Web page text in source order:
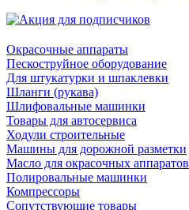
Окрасочные аппараты
Пескоструйное оборудование
Для штукатурки и шпаклевки
Шланги (рукава)
Шлифовальные машинки
Товары для автосервиса
Ходули строительные
Машины для дорожной разметки
Масло для окрасочных аппаратов
Полировальные машинки
Компрессоры
Сопутствующие товары